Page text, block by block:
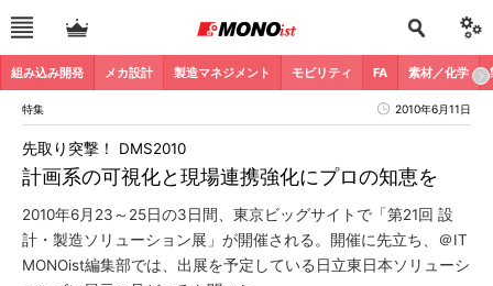
組み込み開発 メカ設計 製造マネジメント モビリティ FA 素材／化学
特集 2010年6月11日
計画系の可視化と現場連携強化にプロの知恵を
先取り突撃！ DMS2010
2010年6月23～25日の3日間、東京ビッグサイトで「第21回 設
計・製造ソリューション展」が開催される。開催に先立ち、＠IT
MONOist編集部では、出展を予定している日立東日本ソリューシ